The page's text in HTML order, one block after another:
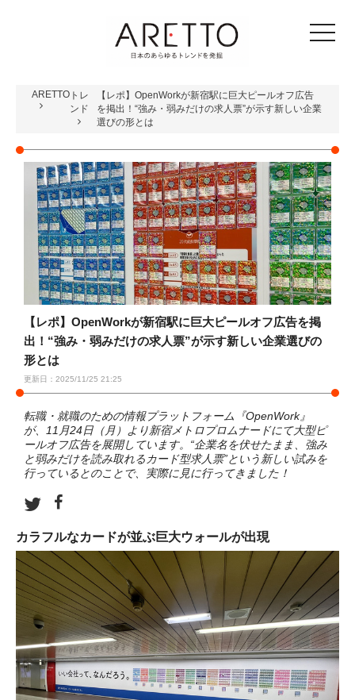
toggle
ARETTO トレ
ンド
【レポ】OpenWorkが新宿駅に巨大ピールオフ広告
を掲出！“強み・弱みだけの求人票”が示す新しい企業
選びの形とは
【レポ】OpenWorkが新宿駅に巨大ピールオフ広告を掲
出！“強み・弱みだけの求人票”が示す新しい企業選びの
形とは
更新日：2025/11/25 21:25
転職・就職のための情報プラットフォーム『OpenWork』
が、11月24日（月）より新宿メトロプロムナードにて大型ピ
ールオフ広告を展開しています。“企業名を伏せたまま、強み
と弱みだけを読み取れるカード型求人票”という新しい試みを
行っているとのことで、実際に見に行ってきました！
カラフルなカードが並ぶ巨大ウォールが出現